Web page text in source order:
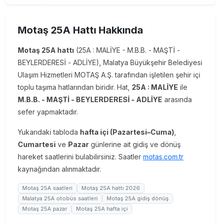
Motaş 25A Hattı Hakkında
Motaş 25A hattı (25A : MALİYE - M.B.B. - MAŞTİ -
BEYLERDERESİ - ADLİYE), Malatya Büyükşehir Belediyesi
Ulaşım Hizmetleri MOTAŞ A.Ş. tarafından işletilen şehir içi
toplu taşıma hatlarından biridir. Hat, 25A : MALİYE ile
M.B.B. - MAŞTİ - BEYLERDERESİ - ADLİYE arasında
sefer yapmaktadır.
Yukarıdaki tabloda hafta içi (Pazartesi–Cuma)
Cumartesi ve Pazar günlerine ait gidiş ve dönüş
hareket saatlerini bulabilirsiniz. Saatler motas.com.tr
kaynağından alınmaktadır.
Motaş 25A saatleri
Motaş 25A hattı 2026
Malatya 25A otobüs saatleri
Motaş 25A gidiş dönüş
Motaş 25A pazar
Motaş 25A hafta içi